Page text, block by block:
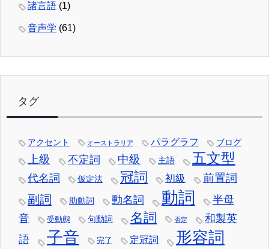
諸言語 (1)
音声学 (61)
タグ
アクセント オーストラリア パラグラフ ブログ
上級 不定詞 中級 主語 五文型
代名詞 仮定法 冠詞 初級
前置詞
副詞
助動詞 動名詞 動詞
半母
音
受動態 句動詞 名詞 否定
和製英
語
子音 完了 定冠詞
形容詞